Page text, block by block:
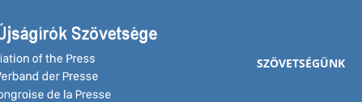
SZÖVETSÉGÜNK